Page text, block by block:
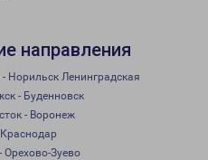
направления
Норильск Ленинградская
- Буденновск
- Воронеж
Зуево